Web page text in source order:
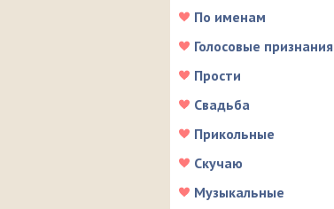
По именам
Голосовые признания
Прости
Свадьба
Прикольные
Скучаю
Музыкальные